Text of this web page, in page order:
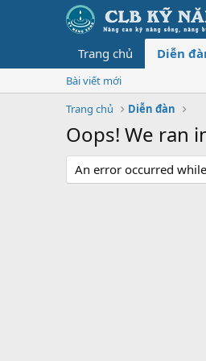
Trang chủ Diễn
Bài viết mới
Trang chủ
Diễn đàn
Oops! We ran
An error occurred